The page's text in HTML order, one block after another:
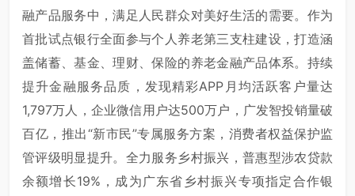
融产品服务中，满足人民群众对美好生活的需要。作为
首批试点银行全面参与个人养老第三支柱建设，打造涵
盖储蓄、基金、理财、保险的养老金融产品体系。持续
提升金融服务品质，发现精彩APP月均活跃客户量达
1,797万人，企业微信用户达500万户，广发智投销量破
百亿，推出“新市民”专属服务方案，消费者权益保护监
管评级明显提升。全力服务乡村振兴，普惠型涉农贷款
余额增长19%，成为广东省乡村振兴专项指定合作银